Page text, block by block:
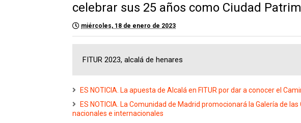
celebrar sus 25 años como Ciudad
miércoles, 18 de enero de 2023
FITUR 2023, alcalá de henares
ES NOTICIA. La apuesta de Alcalá en FITUR por dar a conocer el
ES NOTICIA. La Comunidad de Madrid promocionará la Galería de
nacionales e internacionales